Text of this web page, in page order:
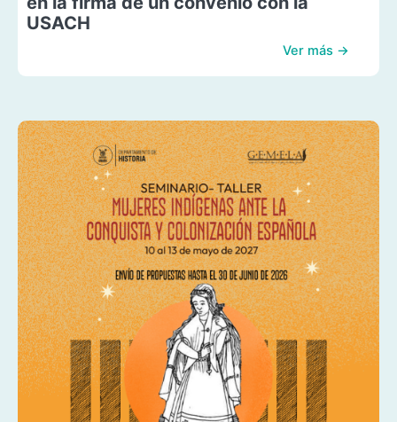
USACH
Ver más →